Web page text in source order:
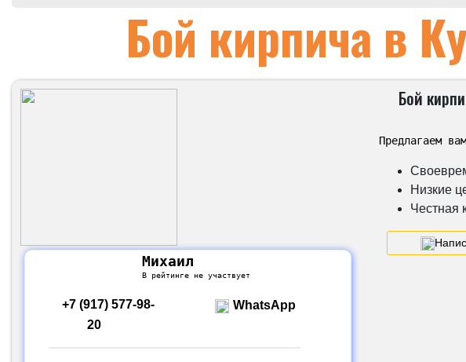
Бой кирпича в
Михаил
В рейтинге не участвует
+7 (917) 577-98-
20
WhatsApp
Бой
Предлагаем
Низкие
Честная